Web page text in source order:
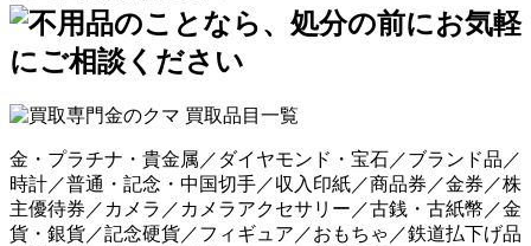
金・プラチナ・貴金属／ダイヤモンド・宝石／ブランド品／
時計／普通・記念・中国切手／収入印紙／商品券／金券／株
主優待券／カメラ／カメラアクセサリー／古銭・古紙幣／金
貨・銀貨／記念硬貨／フィギュア／おもちゃ／鉄道払下げ品